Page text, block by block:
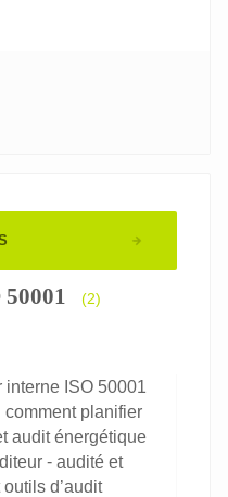
(2)
ISO 50001
comment planifier
audit énergétique
- audité et
d’audit